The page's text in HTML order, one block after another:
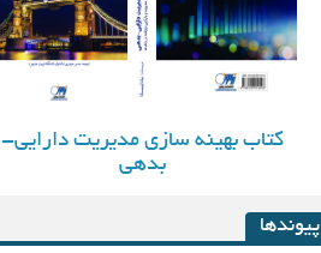
کتاب بهینه سازی مدیریت دارایی-
بدهی
پیوندها